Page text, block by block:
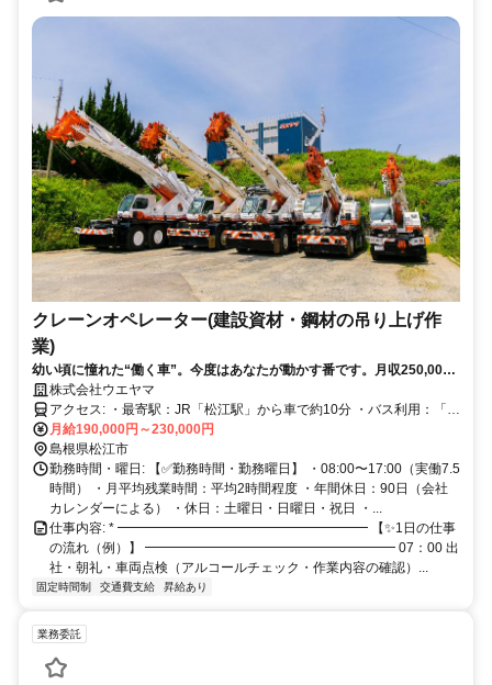
クレーンオペレーター(建設資材・鋼材の吊り上げ作
業)
幼い頃に憧れた“働く車”。今度はあなたが動かす番です。月収250,000
～420,000円×資格取得全額補助で、クレーンのプロへ！
株式会社ウエヤマ
アクセス: ・最寄駅：JR「松江駅」から車で約10分 ・バス利用：「矢
田バス停」より徒歩約5分（松江市営バス路線） ・車通勤：松江中心
部・出雲方面からアクセス良好 ・駐車場：無料完備／マイカー・バ
イク通勤OK ⭐朝は早いけど渋滞知らずで、ストレスなく出勤できま
す◎
月給190,000円～230,000円
島根県松江市
勤務時間・曜日: 【✅勤務時間・勤務曜日】 ・08:00〜17:00（実働7.5
時間） ・月平均残業時間：平均2時間程度 ・年間休日：90日（会社
カレンダーによる） ・休日：土曜日・日曜日・祝日 ・...
仕事内容: * ━━━━━━━━━━━━━━━━━━━ 【✨1日の仕事
の流れ（例）】 ━━━━━━━━━━━━━━━━━━━ 07：00 出
社・朝礼・車両点検（アルコールチェック・作業内容の確認）...
固定時間制 交通費支給 昇給あり
業務委託